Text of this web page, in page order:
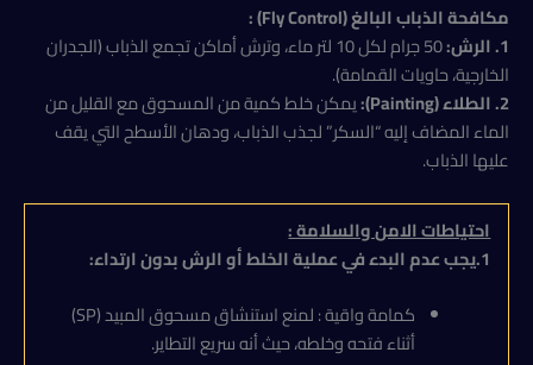
​مكافحة الذباب البالغ (Fly Control) :
1. ​الرش:
50 جرام لكل 10 لتر ماء، وترش أماكن تجمع الذباب (الجدران
الخارجية، حاويات القمامة).
2. ​الطلاء (Painting):
يمكن خلط كمية من المسحوق مع القليل من
الماء المضاف إليه “السكر” لجذب الذباب، ودهان الأسطح التي يقف
عليها الذباب.
احتياطات الامن والسلامة :
1.يجب عدم البدء في عملية الخلط أو الرش بدون ارتداء
:
كمامة واقية : لمنع استنشاق مسحوق المبيد (SP)
أثناء فتحه وخلطه، حيث أنه سريع التطاير.